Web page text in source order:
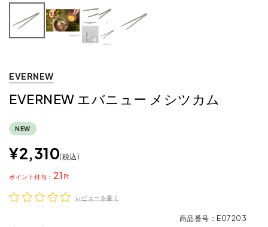
EVERNEW
EVERNEW エバニュー メシツカム
NEW
¥2,310 税込
21
ポイント
レビューを書く
商品番号 E07203